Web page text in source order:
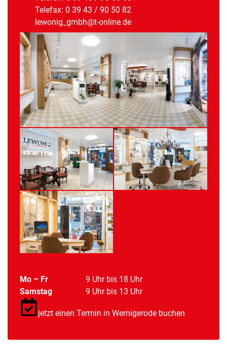
Telefax: 0 39 43 / 90 50 82
lewonig_gmbh@t-online.de
Mo – Fr
9 Uhr bis 18 Uhr
Samstag
9 Uhr bis 13 Uhr
jetzt einen Termin in Wernigerode buchen